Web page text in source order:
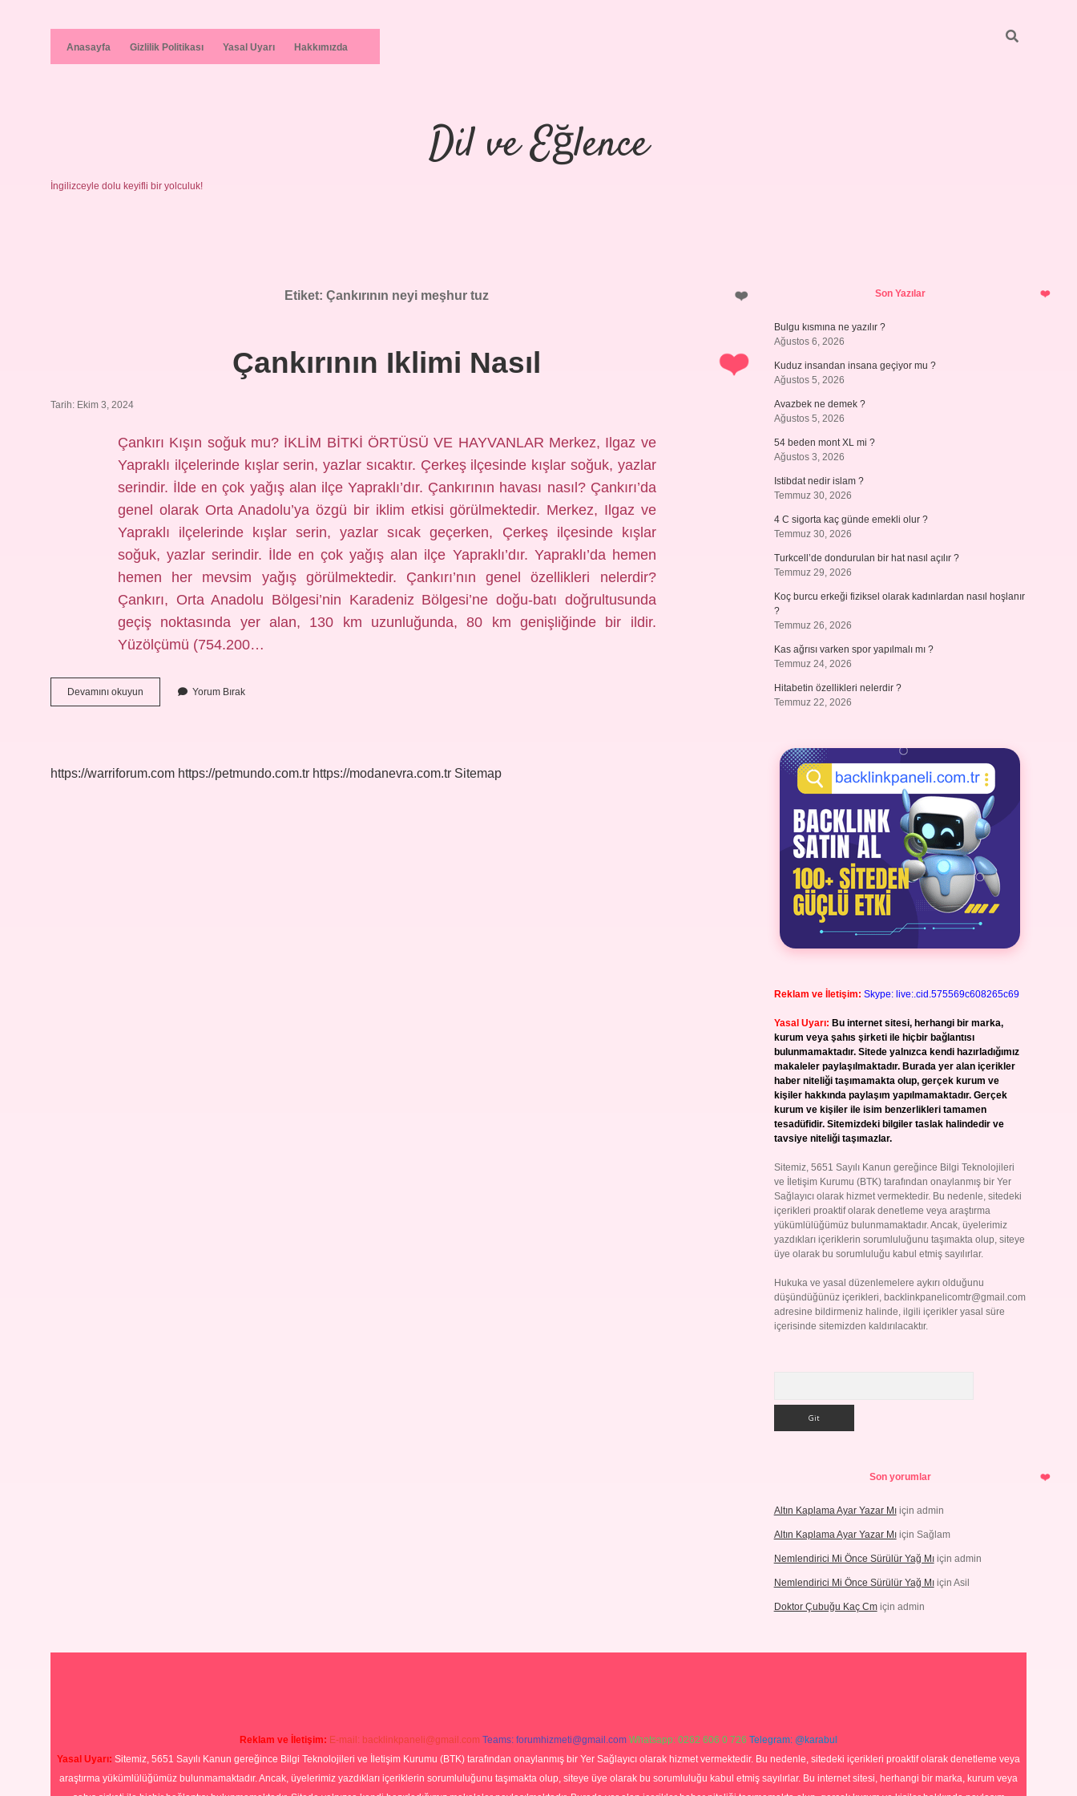
Anasayfa Gizlilik Politikası Yasal Uyarı Hakkımızda
Dil ve Eğlence
İngilizceyle dolu keyifli bir yolculuk!
Etiket:Çankırının neyi meşhur tuz
Çankırının Iklimi Nasıl
Tarih: Ekim 3, 2024
Çankırı Kışın soğuk mu? İKLİM BİTKİ ÖRTÜSÜ VE HAYVANLAR Merkez, Ilgaz ve
Yapraklı ilçelerinde kışlar serin, yazlar sıcaktır. Çerkeş ilçesinde kışlar soğuk, yazlar
serindir. İlde en çok yağış alan ilçe Yapraklı’dır. Çankırının havası nasıl? Çankırı’da
genel olarak Orta Anadolu’ya özgü bir iklim etkisi görülmektedir. Merkez, Ilgaz ve
Yapraklı ilçelerinde kışlar serin, yazlar sıcak geçerken, Çerkeş ilçesinde kışlar
soğuk, yazlar serindir. İlde en çok yağış alan ilçe Yapraklı’dır. Yapraklı’da hemen
hemen her mevsim yağış görülmektedir. Çankırı’nın genel özellikleri nelerdir?
Çankırı, Orta Anadolu Bölgesi’nin Karadeniz Bölgesi’ne doğu-batı doğrultusunda
geçiş noktasında yer alan, 130 km uzunluğunda, 80 km genişliğinde bir ildir.
Yüzölçümü (754.200…
Devamını okuyun Çankırının
Iklimi
Yorum Bırak
https://warriforum.com https://petmundo.com.tr https://modanevra.com.tr Sitemap
SidebarSon Yazılar
Bulgu kısmına ne yazılır ?
Ağustos 6, 2026
Kuduz insandan insana geçiyor mu ?
Ağustos 5, 2026
Avazbek ne demek ?
Ağustos 5, 2026
54 beden mont XL mi ?
Ağustos 3, 2026
Istibdat nedir islam ?
Temmuz 30, 2026
4 C sigorta kaç günde emekli olur ?
Temmuz 30, 2026
Turkcell’de dondurulan bir hat nasıl açılır ?
Temmuz 29, 2026
Koç burcu erkeği fiziksel olarak kadınlardan nasıl hoşlanır
?
Temmuz 26, 2026
Kas ağrısı varken spor yapılmalı mı ?
Temmuz 24, 2026
Hitabetin özellikleri nelerdir ?
Temmuz 22, 2026
Reklam ve İletişim: Skype: live:.cid.575569c608265c69
Yasal Uyarı: Bu internet sitesi, herhangi bir marka,
kurum veya şahıs şirketi ile hiçbir bağlantısı
bulunmamaktadır. Sitede yalnızca kendi hazırladığımız
makaleler paylaşılmaktadır. Burada yer alan içerikler
haber niteliği taşımamakta olup, gerçek kurum ve
kişiler hakkında paylaşım yapılmamaktadır. Gerçek
kurum ve kişiler ile isim benzerlikleri tamamen
tesadüfidir. Sitemizdeki bilgiler taslak halindedir ve
tavsiye niteliği taşımazlar.
Sitemiz, 5651 Sayılı Kanun gereğince Bilgi Teknolojileri
ve İletişim Kurumu (BTK) tarafından onaylanmış bir Yer
Sağlayıcı olarak hizmet vermektedir. Bu nedenle, sitedeki
içerikleri proaktif olarak denetleme veya araştırma
yükümlülüğümüz bulunmamaktadır. Ancak, üyelerimiz
yazdıkları içeriklerin sorumluluğunu taşımakta olup, siteye
üye olarak bu sorumluluğu kabul etmiş sayılırlar.
Hukuka ve yasal düzenlemelere aykırı olduğunu
düşündüğünüz içerikleri, backlinkpanelicomtr@gmail.com
adresine bildirmeniz halinde, ilgili içerikler yasal süre
içerisinde sitemizden kaldırılacaktır.
Son yorumlar
Altın Kaplama Ayar Yazar Mıiçin admin
Altın Kaplama Ayar Yazar Mıiçin Sağlam
Nemlendirici Mi Önce Sürülür Yağ Mıiçin admin
Nemlendirici Mi Önce Sürülür Yağ Mıiçin Asil
Doktor Çubuğu Kaç Cmiçin admin
Reklam ve İletişim: E-mail: backlinkpaneli@gmail.com Teams: forumhizmeti@gmail.com Whatsapp: 0262 606 0 726 Telegram: @karabul
Yasal Uyarı: Sitemiz, 5651 Sayılı Kanun gereğince Bilgi Teknolojileri ve İletişim Kurumu (BTK) tarafından onaylanmış bir Yer Sağlayıcı olarak hizmet vermektedir. Bu nedenle, sitedeki içerikleri proaktif olarak denetleme veya
araştırma yükümlülüğümüz bulunmamaktadır. Ancak, üyelerimiz yazdıkları içeriklerin sorumluluğunu taşımakta olup, siteye üye olarak bu sorumluluğu kabul etmiş sayılırlar. Bu internet sitesi, herhangi bir marka, kurum veya